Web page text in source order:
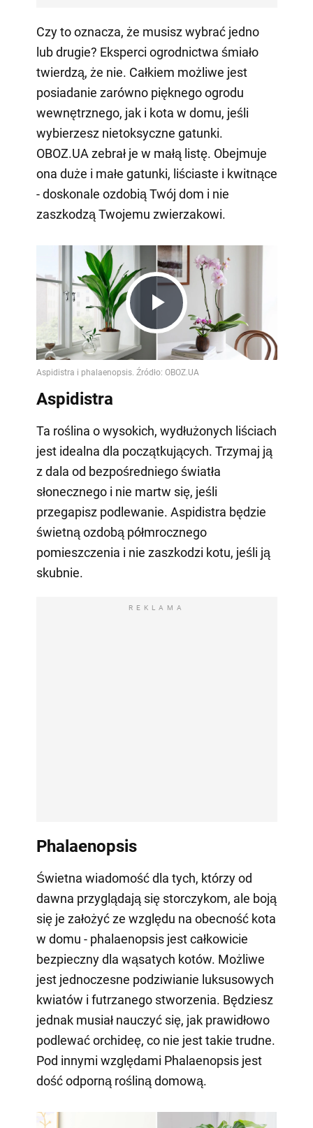
Czy to oznacza, że musisz wybrać jedno
lub drugie? Eksperci ogrodnictwa śmiało
twierdzą, że nie. Całkiem możliwe jest
posiadanie zarówno pięknego ogrodu
wewnętrznego, jak i kota w domu, jeśli
wybierzesz nietoksyczne gatunki.
OBOZ.UA zebrał je w małą listę. Obejmuje
ona duże i małe gatunki, liściaste i kwitnące
- doskonale ozdobią Twój dom i nie
zaszkodzą Twojemu zwierzakowi.
Play
Video
Aspidistra
Ta roślina o wysokich, wydłużonych liściach
jest idealna dla początkujących. Trzymaj ją
z dala od bezpośredniego światła
słonecznego i nie martw się, jeśli
przegapisz podlewanie. Aspidistra będzie
świetną ozdobą półmrocznego
pomieszczenia i nie zaszkodzi kotu, jeśli ją
skubnie.
REKLAMA
Phalaenopsis
Świetna wiadomość dla tych, którzy od
dawna przyglądają się storczykom, ale boją
się je założyć ze względu na obecność kota
w domu - phalaenopsis jest całkowicie
bezpieczny dla wąsatych kotów. Możliwe
jest jednoczesne podziwianie luksusowych
kwiatów i futrzanego stworzenia. Będziesz
jednak musiał nauczyć się, jak prawidłowo
podlewać orchideę, co nie jest takie trudne.
Pod innymi względami Phalaenopsis jest
dość odporną rośliną domową.